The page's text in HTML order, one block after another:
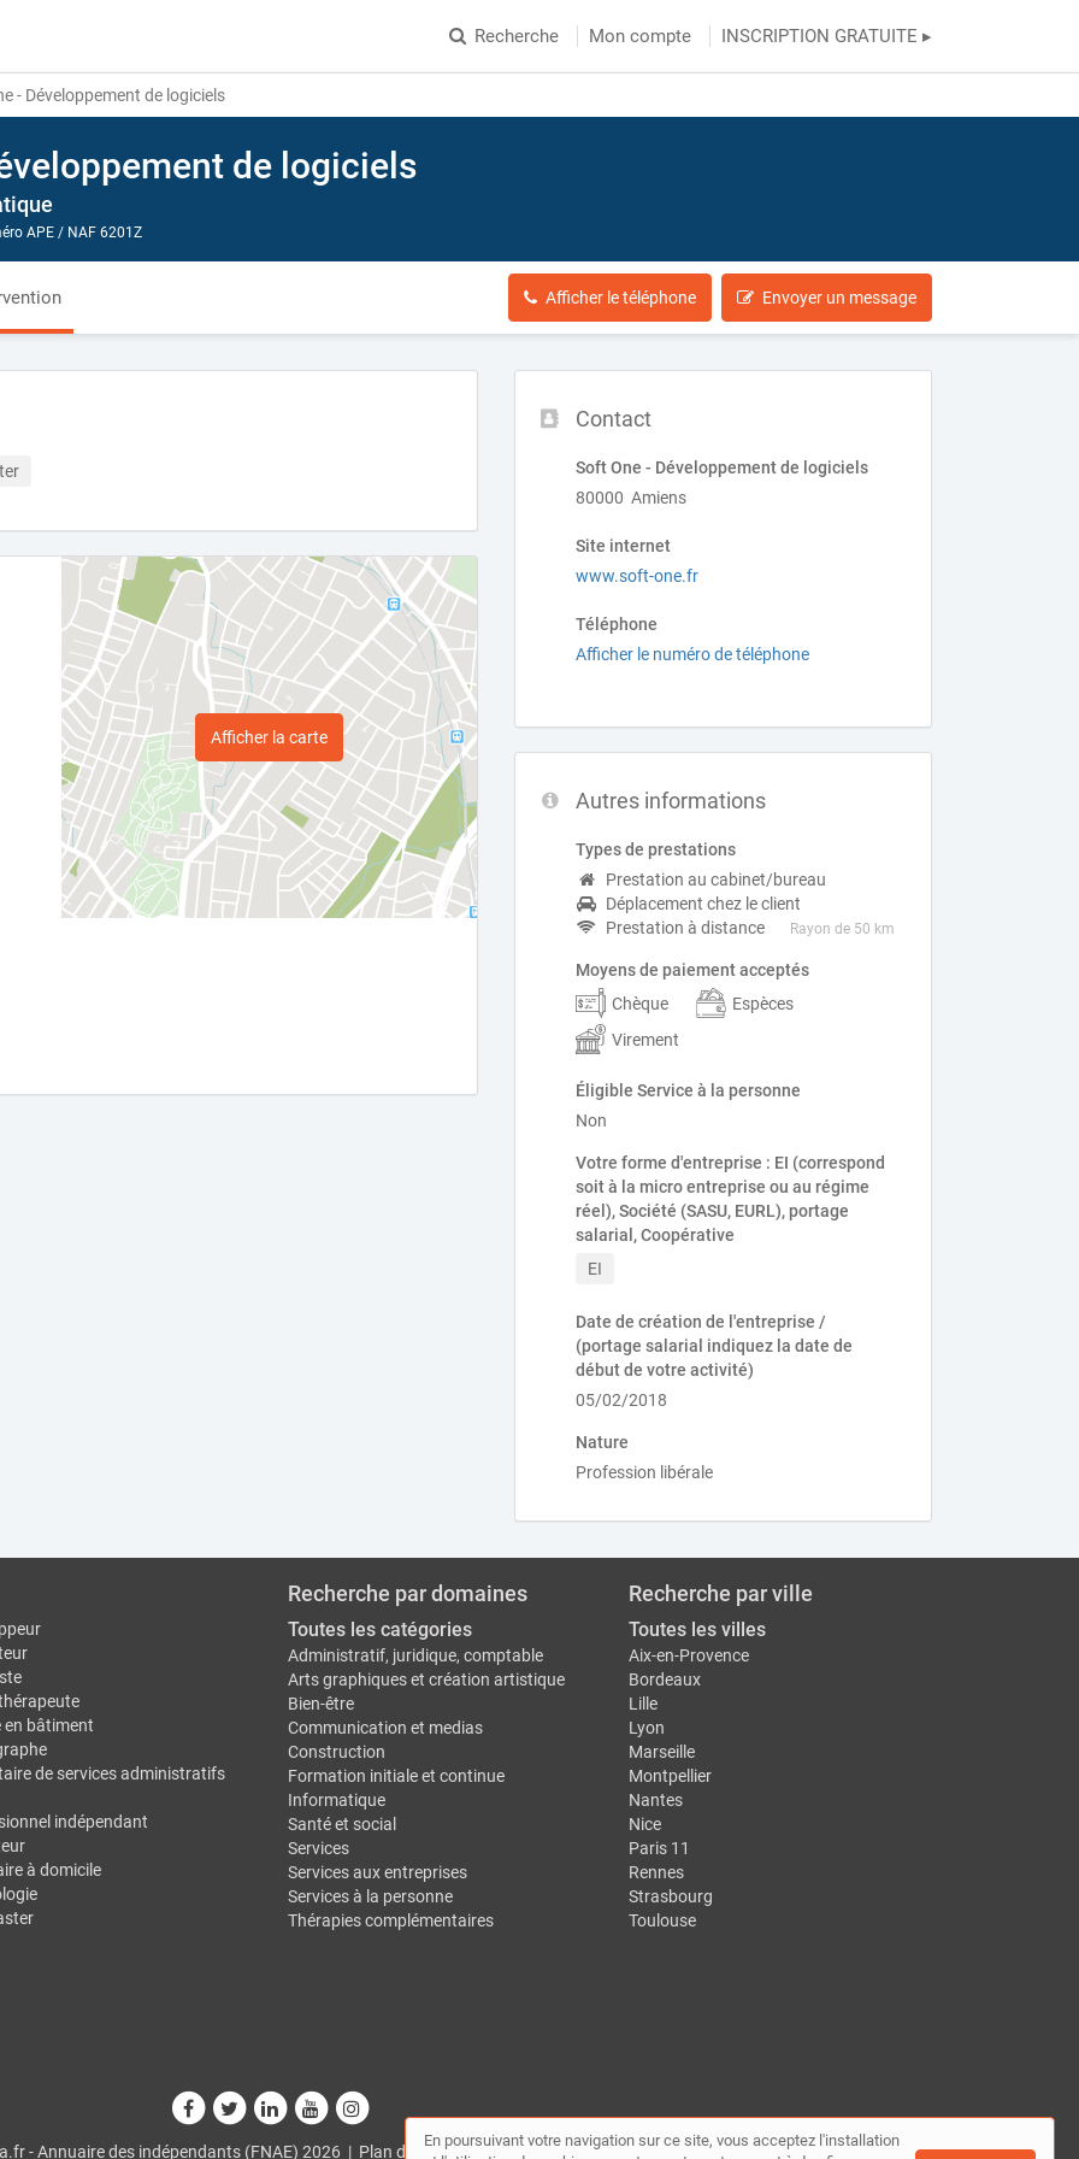
Recherche Mon compte INSCRIPTION GRATUITE ▸
- Développement de logiciels
de logiciels
APE / NAF 6201Z
Afficher le téléphone Envoyer un message
Contact
Soft One - Développement de logiciels
80000 Amiens
Site internet
www.soft-one.fr
Téléphone
Afficher le numéro de téléphone
Autres informations
Types de prestations
Prestation au cabinet/bureau
Déplacement chez le client
Rayon de 50 km
Prestation à distance
Moyens de paiement acceptés
Chèque
Espèces
Virement
Éligible Service à la personne
Non
Votre forme d'entreprise : EI (correspond
soit à la micro entreprise ou au régime
réel), Société (SASU, EURL), portage
salarial, Coopérative
EI
Date de création de l'entreprise /
(portage salarial indiquez la date de
début de votre activité)
05/02/2018
Nature
Profession libérale
Afficher la carte
en bâtiment
de services administratifs
indépendant
à domicile
Recherche par domaines
Toutes les catégories
Administratif, juridique, comptable
Arts graphiques et création artistique
Bien-être
Communication et medias
Construction
Formation initiale et continue
Informatique
Santé et social
Services
Services aux entreprises
Services à la personne
Thérapies complémentaires
Recherche par ville
Toutes les villes
Aix-en-Provence
Bordeaux
Lille
Lyon
Marseille
Montpellier
Nantes
Nice
Paris 11
Rennes
Strasbourg
Toulouse
- Annuaire des indépendants (FNAE) 2026 | Plan du site|Mon compte|Contact
En poursuivant votre navigation sur ce site, vous acceptez l'installation